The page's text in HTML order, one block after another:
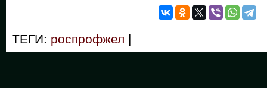
ТЕГИ: роспрофжел |